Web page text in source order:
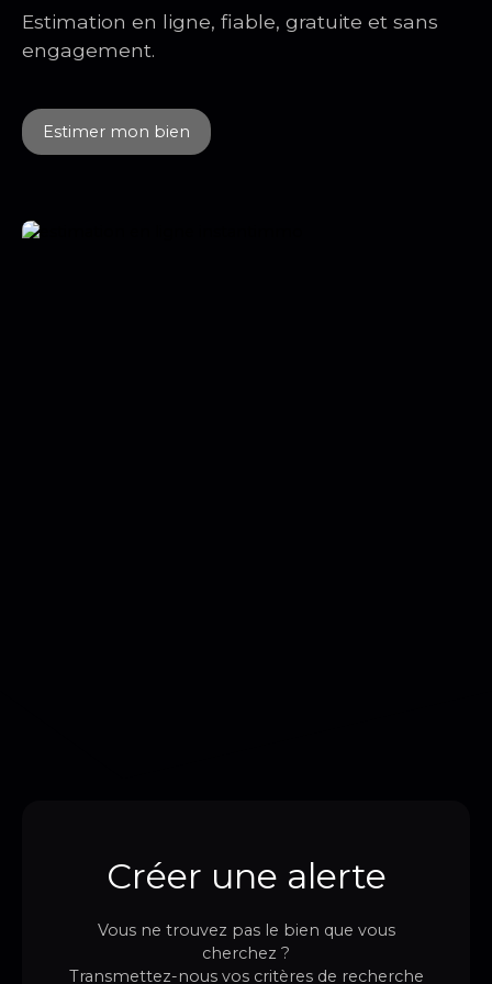
Estimation en ligne, fiable, gratuite et sans
engagement.
Estimer mon bien
Créer une alerte
Vous ne trouvez pas le bien que vous
cherchez ?
Transmettez-nous vos critères de recherche